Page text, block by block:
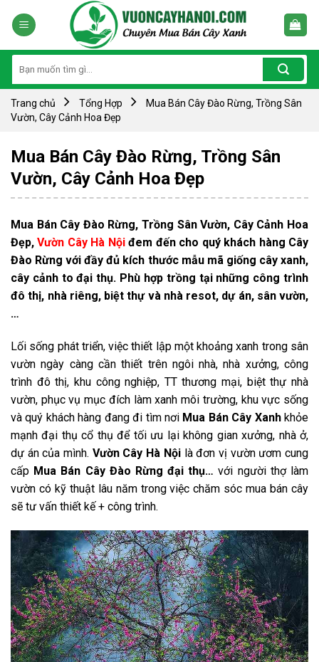
kiếm:
Trang chủ Tổng Hợp
Mua Bán Cây Đào Rừng, Trồng Sân
Vườn, Cây Cảnh Hoa Đẹp
Mua Bán Cây Đào Rừng, Trồng Sân
Vườn, Cây Cảnh Hoa Đẹp
Mua Bán Cây Đào Rừng, Trồng Sân Vườn, Cây Cảnh Hoa
Đẹp, Vườn Cây Hà Nộiđem đến cho quý khách hàng Cây
Đào Rừng với đầy đủ kích thước mẫu mã giống cây xanh,
cây cảnh to đại thụ. Phù hợp trồng tại những công trình
đô thị, nhà riêng, biệt thự và nhà resot, dự án, sân vườn,
…
Lối sống phát triển, việc thiết lập một khoảng xanh trong sân
vườn ngày càng cần thiết trên ngôi nhà, nhà xưởng, công
trình đô thị, khu công nghiệp, TT thương mại, biệt thự nhà
vườn, phục vụ mục đích làm xanh môi trường, khu vực sống
và quý khách hàng đang đi tìm nơi Mua Bán Cây Xanhkhỏe
mạnh đại thụ cổ thụ để tối ưu lại không gian xưởng, nhà ở,
dự án của mình. Vườn Cây Hà Nội là đơn vị vườn ươm cung
cấp Mua Bán Cây Đào Rừng đại thụ…với người thợ làm
vườn có kỹ thuật lâu năm trong việc chăm sóc mua bán cây
sẽ tư vấn thiết kế + công trình.